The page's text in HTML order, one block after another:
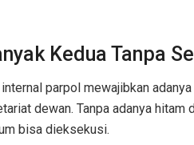
Kedua Tanpa
parpol mewajibkan
dewan. Tanpa adanya hitam
bisa dieksekusi.